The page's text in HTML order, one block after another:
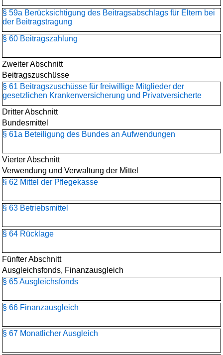
§ 59a Berücksichtigung des Beitragsabschlags für Eltern bei
der Beitragstragung
§ 60 Beitragszahlung
Zweiter Abschnitt
Beitragszuschüsse
§ 61 Beitragszuschüsse für freiwillige Mitglieder der
gesetzlichen Krankenversicherung und Privatversicherte
Dritter Abschnitt
Bundesmittel
§ 61a Beteiligung des Bundes an Aufwendungen
Vierter Abschnitt
Verwendung und Verwaltung der Mittel
§ 62 Mittel der Pflegekasse
§ 63 Betriebsmittel
§ 64 Rücklage
Fünfter Abschnitt
Ausgleichsfonds, Finanzausgleich
§ 65 Ausgleichsfonds
§ 66 Finanzausgleich
§ 67 Monatlicher Ausgleich